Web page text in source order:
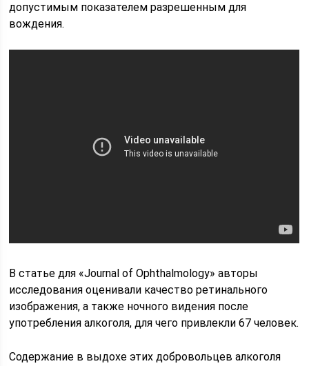
допустимым показателем разрешенным для
вождения.
В статье для «Journal of Ophthalmology» авторы
исследования оценивали качество ретинального
изображения, а также ночного видения после
употребления алкоголя, для чего привлекли 67 человек.
Содержание в выдохе этих добровольцев алкоголя